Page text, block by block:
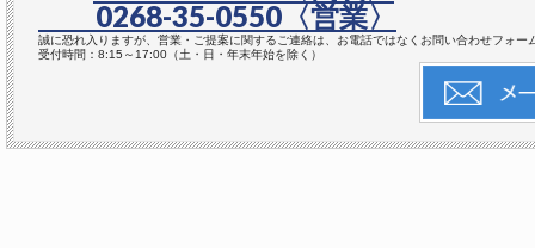
0268-35-0550 〈営業〉
誠に恐れ入りますが、営業・ご提案に関するご連絡は、お電話ではなくお問い合わせフォ
受付時間：8:15～17:00（土・日・年末年始を除く）